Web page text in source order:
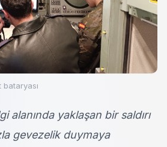
bataryası
alanında yaklaşan bir saldırı
gevezelik duymaya